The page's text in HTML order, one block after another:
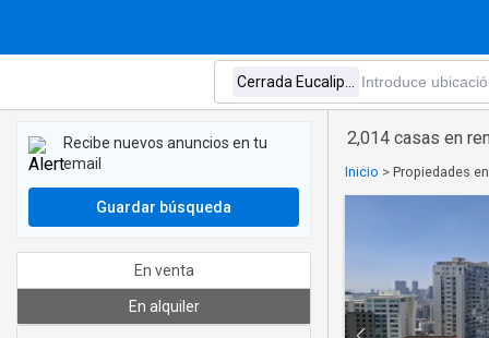
2,014 casas en
Inicio > Propiedades
Recibe nuevos anuncios en tu
email
Guardar búsqueda
En venta
En alquiler